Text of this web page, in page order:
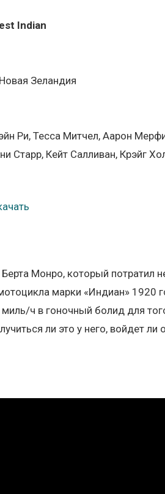
Indian
Зеландия
Ри, Тесса Митчел, Аарон
Старр, Кейт Салливан, Крэйг
Монро, который потратил
марки «Индиан» 1920
ч в гоночный болид для
ли это у него, войдет ли